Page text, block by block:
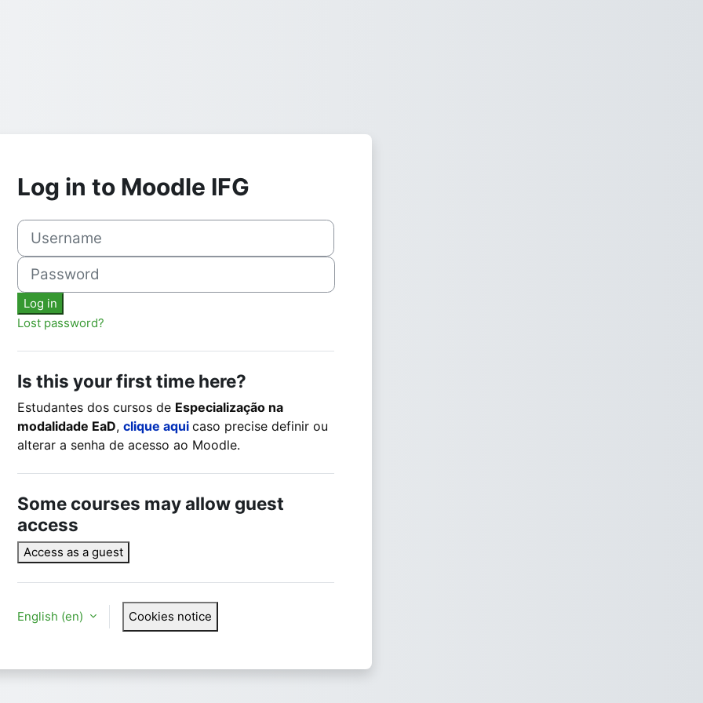
Log in to Moodle IFG
Username
Password
Log in
Lost password?
Is this your first time here?
Estudantes dos cursos de Especialização na
modalidade EaD, clique aqui caso precise definir ou
alterar a senha de acesso ao Moodle.
Some courses may allow guest
access
Access as a guest
English ‎(en)‎ Cookies notice